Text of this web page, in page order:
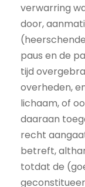
verwarring
door,
paus en de
tijd
overheden,
lichaam, of
daaraan
recht
betreft,
totdat de